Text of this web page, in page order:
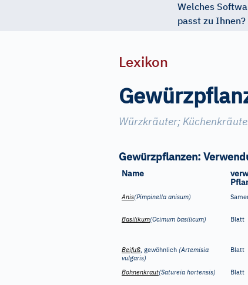
Welches
passt zu Ihnen?
Lexikon
Würzkräuter;
Gewürzpflanzen:
Name
Anis(Pimpinella anisum)
Basilikum(Ocimum basilicum) Blatt
Beifuß, gewöhnlich (Artemisia
vulgaris)
Blatt
Bohnenkraut(Satureia hortensis) Blatt